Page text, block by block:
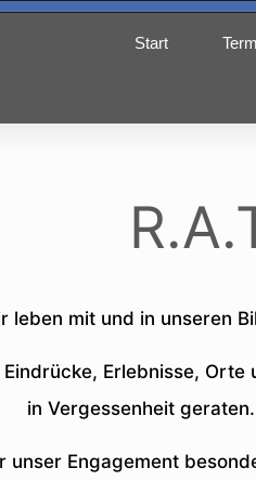
Start
leben mit und in unseren
Erlebnisse,
in Vergessenheit
unser Engagement